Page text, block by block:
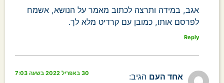
אגב, במידה ותרצה לכתוב מאמר על הנושא, אשמח
לפרסם אותו, כמובן עם קרדיט מלא לך.
Reply
אחד העם הגיב: 30 באפריל 2022 בשעה 7:03